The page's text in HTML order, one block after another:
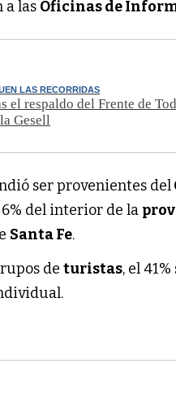
a las Oficinas de
LAS RECORRIDAS
el respaldo del Frente de
Gesell
ser provenientes del
6% del interior de la
Santa Fe.
deturistas, el